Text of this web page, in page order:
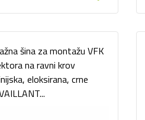
šina za montažu VFK
na ravni krov
eloksirana, crne